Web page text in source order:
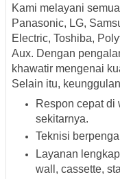
Kami melayani
Panasonic, LG,
Electric, Toshiba,
Aux. Dengan
khawatir mengenai
Selain itu,
Respon cepat di
sekitarnya.
Teknisi
Layanan
wall, cassette,